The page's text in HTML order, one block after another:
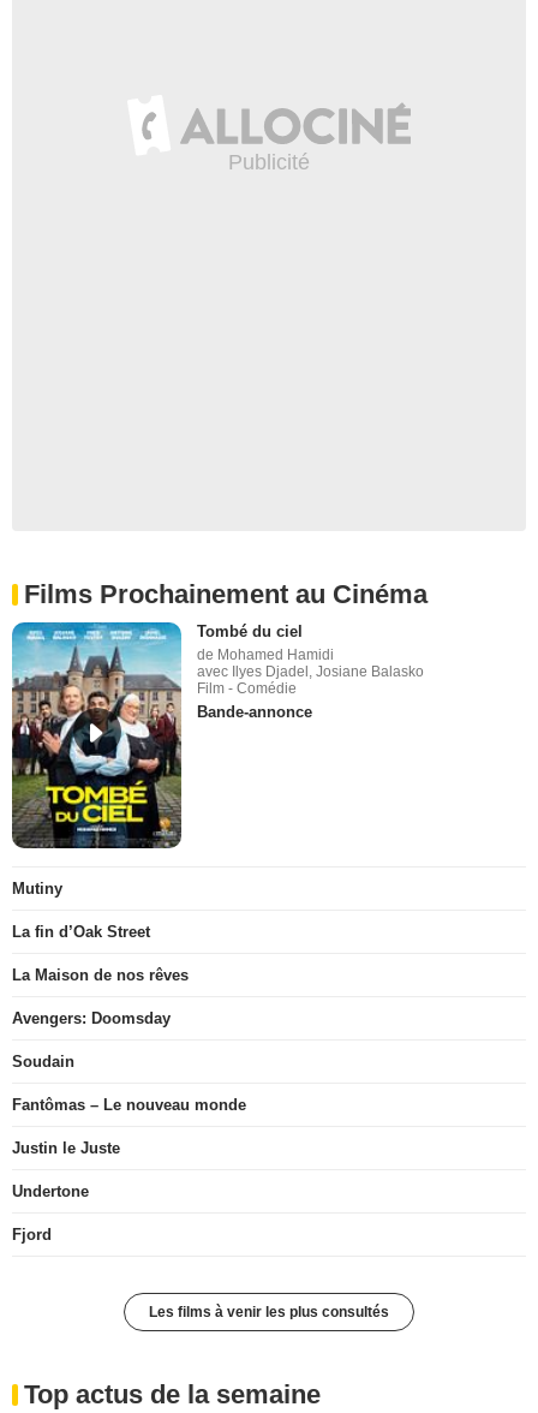
Films Prochainement au Cinéma
Tombé du ciel
de Mohamed Hamidi
avec Ilyes Djadel, Josiane Balasko
Film - Comédie
Bande-annonce
Mutiny
La fin d’Oak Street
La Maison de nos rêves
Avengers: Doomsday
Soudain
Fantômas – Le nouveau monde
Justin le Juste
Undertone
Fjord
Les films à venir les plus consultés
Top actus de la semaine